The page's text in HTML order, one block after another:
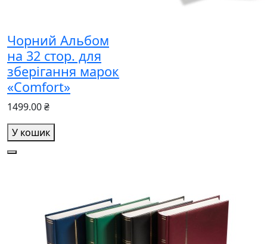
Чорний Альбом
на 32 стор. для
зберігання марок
«Comfort»
1499.00 ₴
У кошик